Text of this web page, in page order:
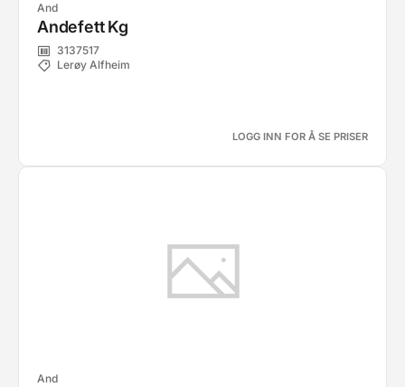
And
Andefett Kg
3137517
Lerøy Alfheim
LOGG INN FOR Å SE PRISER
And